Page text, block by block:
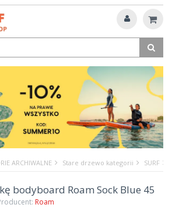
ARCHIWALNE Stare drzewo kategorii SURF
bodyboard Roam Sock Blue 45
Roam